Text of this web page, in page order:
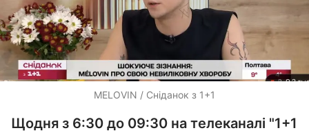
MELOVIN / Сніданок з 1+1
Щодня з 6:30 до 09:30 на телеканалі "1+1